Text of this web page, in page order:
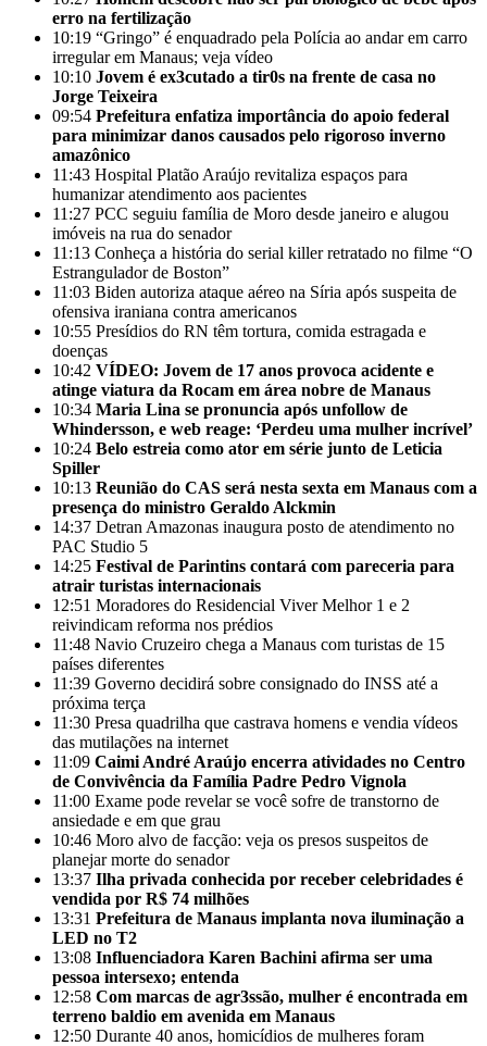
erro na fertilização
10:19 “Gringo” é enquadrado pela Polícia ao andar em carro
irregular em Manaus; veja vídeo
10:10 Jovem é ex3cutado a tir0s na frente de casa no
Jorge Teixeira
09:54 Prefeitura enfatiza importância do apoio federal
para minimizar danos causados pelo rigoroso inverno
amazônico
11:43 Hospital Platão Araújo revitaliza espaços para
humanizar atendimento aos pacientes
11:27 PCC seguiu família de Moro desde janeiro e alugou
imóveis na rua do senador
11:13 Conheça a história do serial killer retratado no filme “O
Estrangulador de Boston”
11:03 Biden autoriza ataque aéreo na Síria após suspeita de
ofensiva iraniana contra americanos
10:55 Presídios do RN têm tortura, comida estragada e
doenças
10:42 VÍDEO: Jovem de 17 anos provoca acidente e
atinge viatura da Rocam em área nobre de Manaus
10:34 Maria Lina se pronuncia após unfollow de
Whindersson, e web reage: ‘Perdeu uma mulher incrível’
10:24 Belo estreia como ator em série junto de Leticia
Spiller
10:13 Reunião do CAS será nesta sexta em Manaus com a
presença do ministro Geraldo Alckmin
14:37 Detran Amazonas inaugura posto de atendimento no
PAC Studio 5
14:25 Festival de Parintins contará com pareceria para
atrair turistas internacionais
12:51 Moradores do Residencial Viver Melhor 1 e 2
reivindicam reforma nos prédios
11:48 Navio Cruzeiro chega a Manaus com turistas de 15
países diferentes
11:39 Governo decidirá sobre consignado do INSS até a
próxima terça
11:30 Presa quadrilha que castrava homens e vendia vídeos
das mutilações na internet
11:09 Caimi André Araújo encerra atividades no Centro
de Convivência da Família Padre Pedro Vignola
11:00 Exame pode revelar se você sofre de transtorno de
ansiedade e em que grau
10:46 Moro alvo de facção: veja os presos suspeitos de
planejar morte do senador
13:37 Ilha privada conhecida por receber celebridades é
vendida por R$ 74 milhões
13:31 Prefeitura de Manaus implanta nova iluminação a
LED no T2
13:08 Influenciadora Karen Bachini afirma ser uma
pessoa intersexo; entenda
12:58 Com marcas de agr3ssão, mulher é encontrada em
terreno baldio em avenida em Manaus
12:50 Durante 40 anos, homicídios de mulheres foram